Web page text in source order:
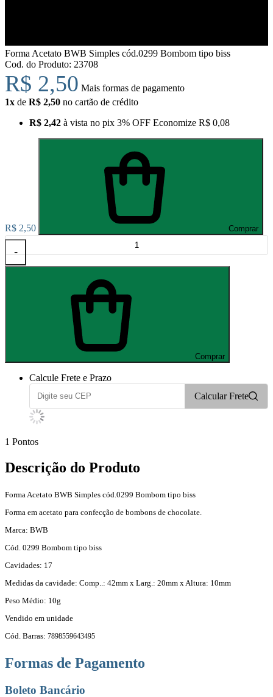
Forma Acetato BWB Simples cód.0299 Bombom tipo biss
Cod. do Produto: 23708
R$ 2,50 Mais formas de pagamento
1x de R$ 2,50 no cartão de crédito
R$ 2,42 à vista no pix 3% OFF Economize R$ 0,08
R$ 2,50 Comprar
-
Comprar
Calcule Frete e Prazo
Calcular Frete
1 Pontos
Descrição do Produto
Forma Acetato BWB Simples cód.0299 Bombom tipo biss
Forma em acetato para confecção de bombons de chocolate.
Marca: BWB
Cód. 0299 Bombom tipo biss
Cavidades: 17
Medidas da cavidade: Comp..: 42mm x Larg.: 20mm x Altura: 10mm
Peso Médio: 10g
Vendido em unidade
Cód. Barras: 7898559643495
Formas de Pagamento
Boleto Bancário